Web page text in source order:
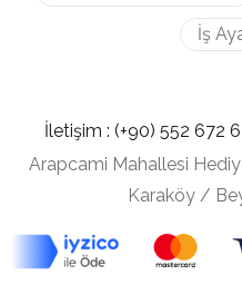
İş
İletişim : (+90) 552 672
Arapcami Mahallesi
Karaköy /